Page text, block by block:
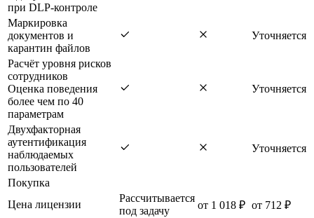
при DLP-контроле
Маркировка
документов и
карантин файлов
Уточняется
Расчёт уровня рисков
сотрудников
Оценка поведения
более чем по 40
параметрам
Уточняется
Двухфакторная
аутентификация
наблюдаемых
пользователей
Уточняется
Покупка
Цена лицензии
Рассчитывается
под задачу
от 1 018 ₽ от 712 ₽